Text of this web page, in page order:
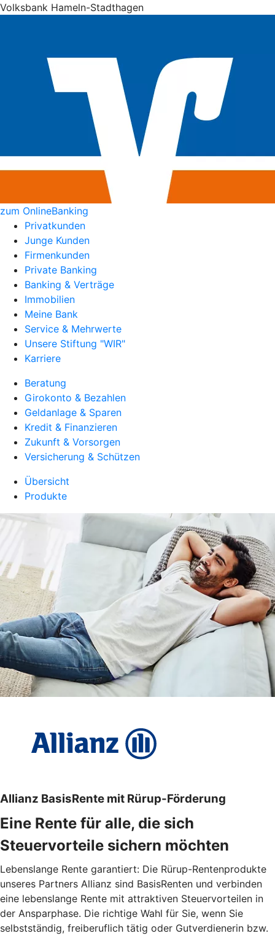
Volksbank Hameln-Stadthagen
zum OnlineBanking
Privatkunden
Junge Kunden
Firmenkunden
Private Banking
Banking & Verträge
Immobilien
Meine Bank
Service & Mehrwerte
Unsere Stiftung "WIR"
Karriere
Beratung
Girokonto & Bezahlen
Geldanlage & Sparen
Kredit & Finanzieren
Zukunft & Vorsorgen
Versicherung & Schützen
Übersicht
Produkte
Allianz BasisRente mit Rürup-Förderung
Eine Rente für alle, die sich
Steuervorteile sichern möchten
Lebenslange Rente garantiert: Die Rürup-Rentenprodukte
unseres Partners Allianz sind BasisRenten und verbinden
eine lebenslange Rente mit attraktiven Steuervorteilen in
der Ansparphase. Die richtige Wahl für Sie, wenn Sie
selbstständig, freiberuflich tätig oder Gutverdienerin bzw.